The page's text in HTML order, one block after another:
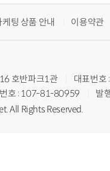
팅 상품 안내 이용약관
호반파크1관
대표번
호 : 107-81-80959
발
All Rights Reserved.